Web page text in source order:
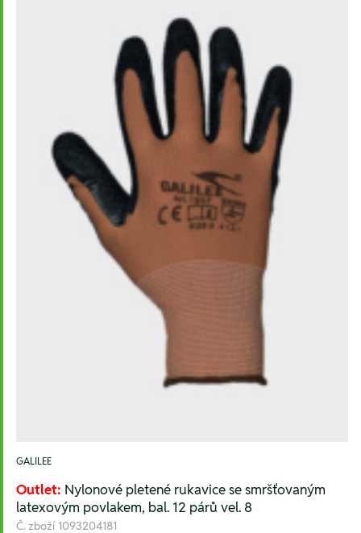
GALILEE
Outlet: Nylonové pletené rukavice se smršťovaným
latexovým povlakem, bal. 12 párů vel. 8
Č. zboží 1093204181